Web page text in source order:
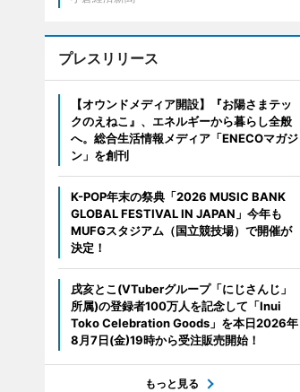
プレスリリース
【オウンドメディア開設】『お陽さまテッ
クのえねこ』、エネルギーから暮らし全般
へ。総合生活情報メディア「ENECOマガジ
ン」を創刊
K-POP年末の祭典「2026 MUSIC BANK
GLOBAL FESTIVAL IN JAPAN」今年も
MUFGスタジアム（国立競技場）で開催が
決定！
戌亥とこ(VTuberグループ「にじさんじ」
所属)の登録者100万人を記念して「Inui
Toko Celebration Goods」を本日2026年
8月7日(金)19時から受注販売開始！
もっと見る